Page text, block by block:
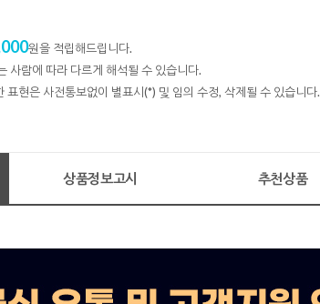
원을 적립해드립니다.
사람에 따라 다르게 해석될 수 있습니다.
현은 사전통보없이 별표시(*) 및 임의 수정, 삭제될 수 있습니다.
상품정보고시 추천상품